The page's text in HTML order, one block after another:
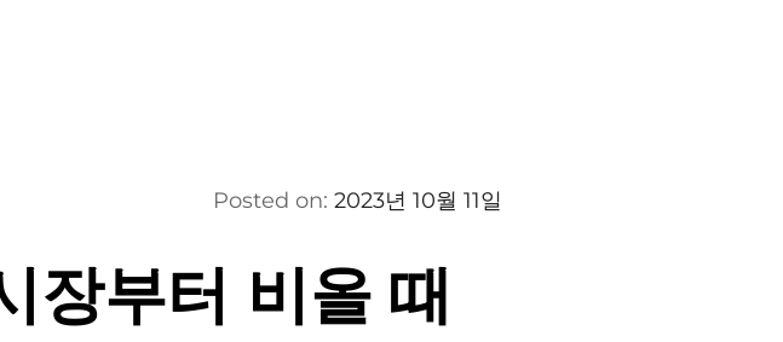
Posted on: 2023년 10월 11일
장부터 비올 때